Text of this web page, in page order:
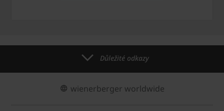
Důležité odkazy
wienerberger worldwide